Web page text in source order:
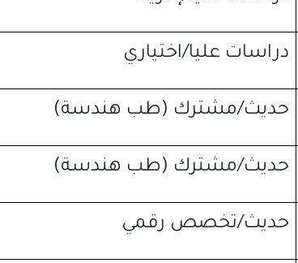
دراسات عليا/اختياري
حديث/مشترك (طب هندسة)
حديث/مشترك (طب هندسة)
حديث/تخصص رقمي